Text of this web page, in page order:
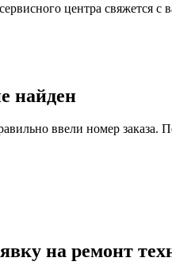
центра свяжется с
найден
ввели номер заказа.
на ремонт